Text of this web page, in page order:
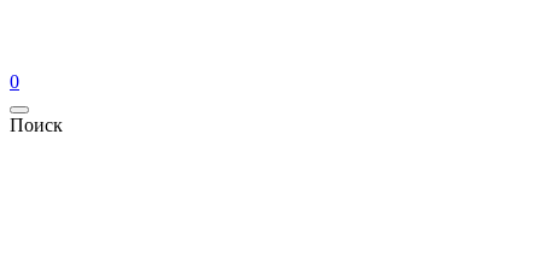
0
Поиск